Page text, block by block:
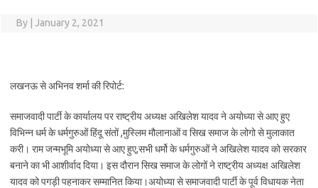
By January 2, 2021
लखनऊ से अभिनव शर्मा की रिपोर्ट:
समाजवादी पार्टी के कार्यालय पर राष्ट्रीय अध्यक्ष अखिलेश यादव ने अयोध्या से आए हुए
विभिन्न धर्म के धर्मगुरुओं हिंदू संतों ,मुस्लिम मौलानाओं व सिख समाज के लोगो से मुलाकात
करी। राम जन्मभूमि अयोध्या से आए हुए,सभी धर्मो के धर्मगुरुओं ने अखिलेश यादव को सरकार
बनाने का भी आशीर्वाद दिया। इस दौरान सिख समाज के लोगों ने राष्ट्रीय अध्यक्ष अखिलेश
यादव को पगड़ी पहनाकर सम्मानित किया।अयोध्या से समाजवादी पार्टी के पूर्व विधायक नेता